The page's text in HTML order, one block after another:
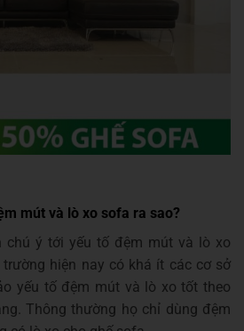
mút và lò xo sofa ra sao?
chú ý tới yếu tố đệm mút và lò xo
hiện nay có khá ít các cơ sở
yếu tố đệm mút và lò xo tốt theo
Thông thường họ chỉ dùng đệm